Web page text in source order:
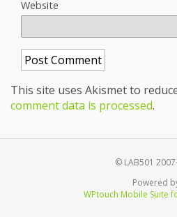
Website
This site uses Akismet to
comment data is processed.
© LAB501
Powered
WPtouch Mobile Suite